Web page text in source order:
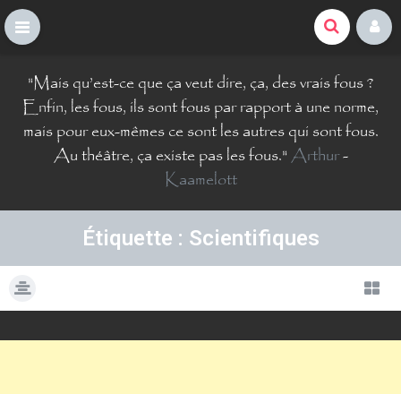
n
n
"Mais qu’est-ce que ça veut dire, ça, des vrais fous ?
Enfin, les fous, ils sont fous par rapport à une norme,
mais pour eux-mêmes ce sont les autres qui sont fous.
Au théâtre, ça existe pas les fous."Arthur-
Kaamelott
Étiquette : Scientifiques